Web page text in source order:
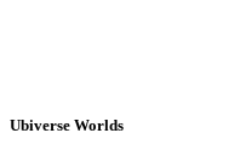
Ubiverse Worlds